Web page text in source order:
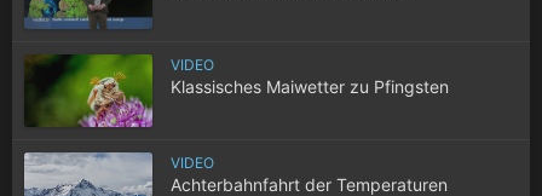
VIDEO
Klassisches Maiwetter zu Pfingsten
VIDEO
Achterbahnfahrt der Temperaturen